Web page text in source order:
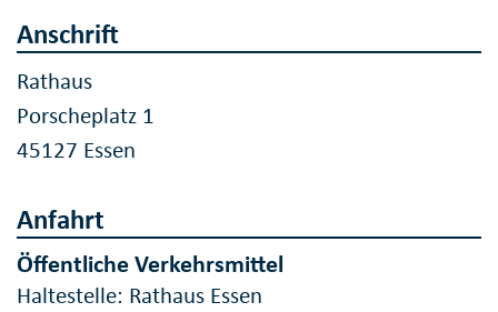
Anschrift
Rathaus
Porscheplatz 1
45127 Essen
Anfahrt
Öffentliche Verkehrsmittel
Haltestelle: Rathaus Essen